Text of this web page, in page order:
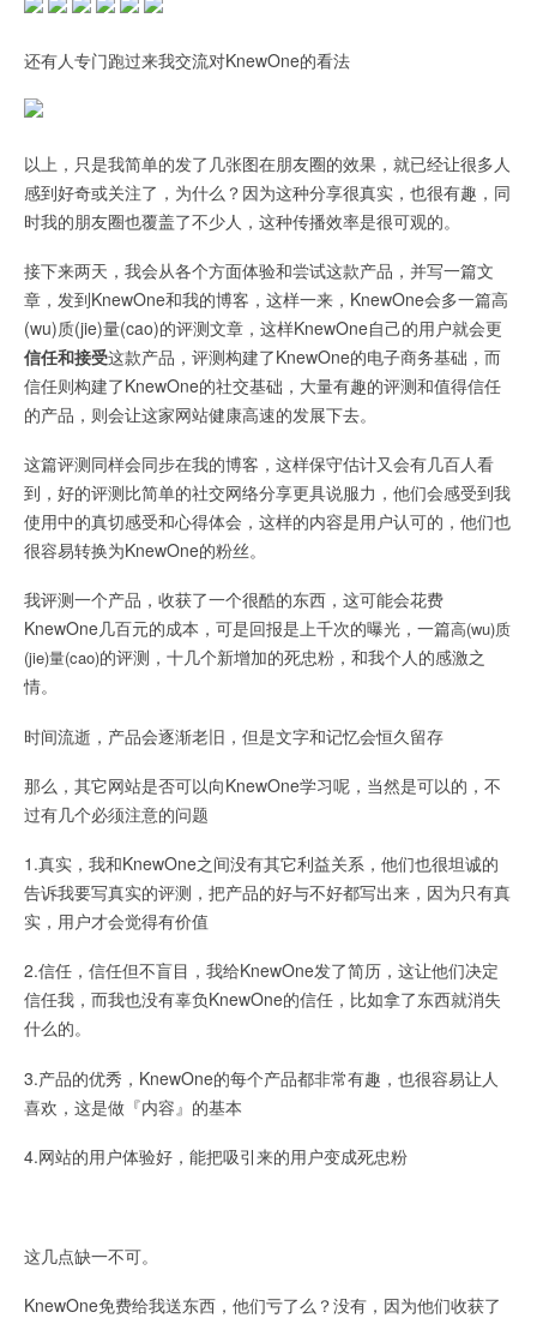
还有人专门跑过来我交流对KnewOne的看法
以上，只是我简单的发了几张图在朋友圈的效果，就已经让很多人
感到好奇或关注了，为什么？因为这种分享很真实，也很有趣，同
时我的朋友圈也覆盖了不少人，这种传播效率是很可观的。
接下来两天，我会从各个方面体验和尝试这款产品，并写一篇文
章，发到KnewOne和我的博客，这样一来，KnewOne会多一篇高
(wu)质(jie)量(cao)的评测文章，这样KnewOne自己的用户就会更
信任和接受这款产品，评测构建了KnewOne的电子商务基础，而
信任则构建了KnewOne的社交基础，大量有趣的评测和值得信任
的产品，则会让这家网站健康高速的发展下去。
这篇评测同样会同步在我的博客，这样保守估计又会有几百人看
到，好的评测比简单的社交网络分享更具说服力，他们会感受到我
使用中的真切感受和心得体会，这样的内容是用户认可的，他们也
很容易转换为KnewOne的粉丝。
我评测一个产品，收获了一个很酷的东西，这可能会花费
KnewOne几百元的成本，可是回报是上千次的曝光，一篇高(wu)质
(jie)量(cao)的评测，十几个新增加的死忠粉，和我个人的感激之
情。
时间流逝，产品会逐渐老旧，但是文字和记忆会恒久留存
那么，其它网站是否可以向KnewOne学习呢，当然是可以的，不
过有几个必须注意的问题
1.真实，我和KnewOne之间没有其它利益关系，他们也很坦诚的
告诉我要写真实的评测，把产品的好与不好都写出来，因为只有真
实，用户才会觉得有价值
2.信任，信任但不盲目，我给KnewOne发了简历，这让他们决定
信任我，而我也没有辜负KnewOne的信任，比如拿了东西就消失
什么的。
3.产品的优秀，KnewOne的每个产品都非常有趣，也很容易让人
喜欢，这是做『内容』的基本
4.网站的用户体验好，能把吸引来的用户变成死忠粉
这几点缺一不可。
KnewOne免费给我送东西，他们亏了么？没有，因为他们收获了